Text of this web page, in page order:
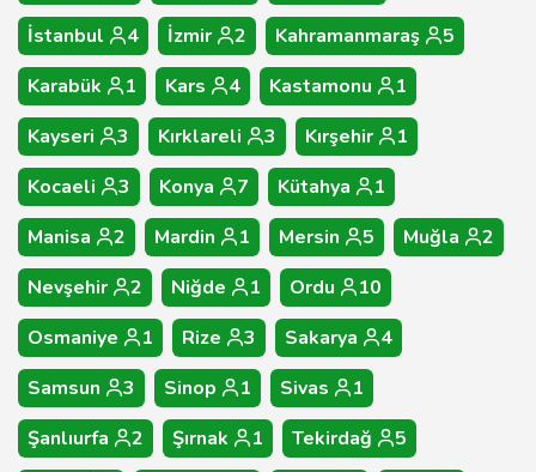
İstanbul
4 İzmir 2 Kahramanmaraş
5
Karabük
1 Kars 4 Kastamonu
1
Kayseri
3 Kırklareli 3 Kırşehir
1
Kocaeli
3 Konya 7 Kütahya
1
Manisa
2 Mardin 1 Mersin 5 Muğla
2
Nevşehir
2 Niğde 1 Ordu
10
Osmaniye
1 Rize 3 Sakarya
4
Samsun
3 Sinop 1 Sivas
1
Şanlıurfa
2 Şırnak 1 Tekirdağ
5